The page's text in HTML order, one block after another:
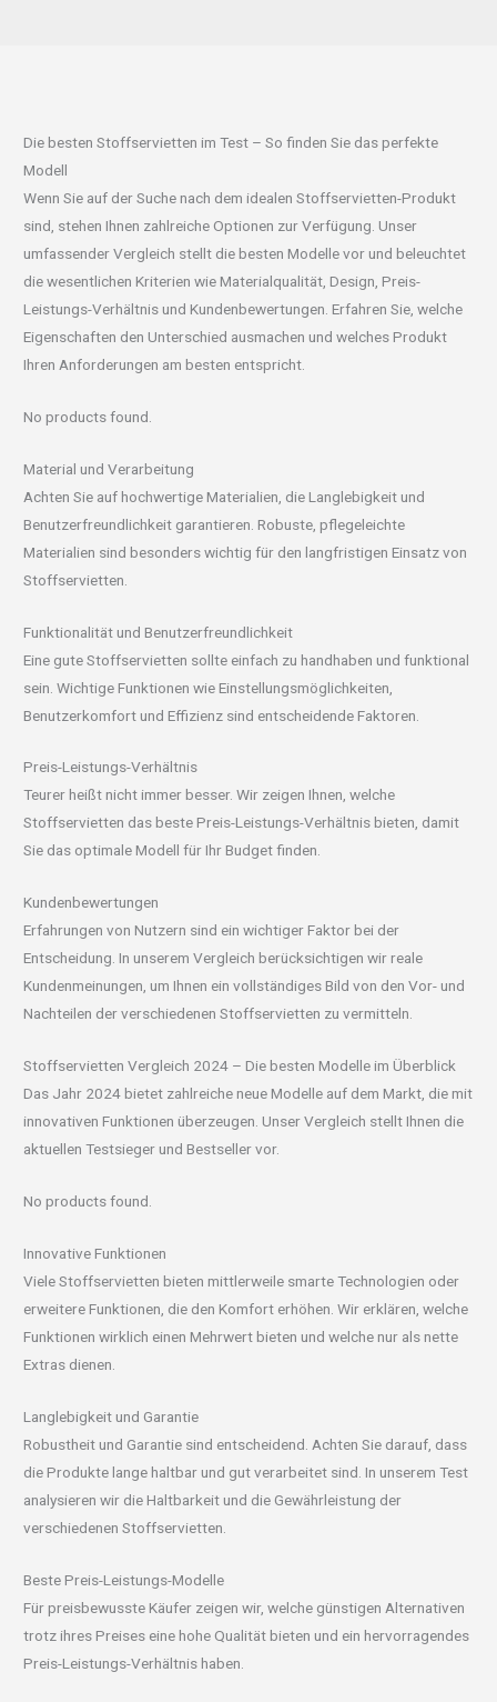
Die besten Stoffservietten im Test – So finden Sie das perfekte
Modell
Wenn Sie auf der Suche nach dem idealen Stoffservietten-Produkt
sind, stehen Ihnen zahlreiche Optionen zur Verfügung. Unser
umfassender Vergleich stellt die besten Modelle vor und beleuchtet
die wesentlichen Kriterien wie Materialqualität, Design, Preis-
Leistungs-Verhältnis und Kundenbewertungen. Erfahren Sie, welche
Eigenschaften den Unterschied ausmachen und welches Produkt
Ihren Anforderungen am besten entspricht.
No products found.
Material und Verarbeitung
Achten Sie auf hochwertige Materialien, die Langlebigkeit und
Benutzerfreundlichkeit garantieren. Robuste, pflegeleichte
Materialien sind besonders wichtig für den langfristigen Einsatz von
Stoffservietten.
Funktionalität und Benutzerfreundlichkeit
Eine gute Stoffservietten sollte einfach zu handhaben und funktional
sein. Wichtige Funktionen wie Einstellungsmöglichkeiten,
Benutzerkomfort und Effizienz sind entscheidende Faktoren.
Preis-Leistungs-Verhältnis
Teurer heißt nicht immer besser. Wir zeigen Ihnen, welche
Stoffservietten das beste Preis-Leistungs-Verhältnis bieten, damit
Sie das optimale Modell für Ihr Budget finden.
Kundenbewertungen
Erfahrungen von Nutzern sind ein wichtiger Faktor bei der
Entscheidung. In unserem Vergleich berücksichtigen wir reale
Kundenmeinungen, um Ihnen ein vollständiges Bild von den Vor- und
Nachteilen der verschiedenen Stoffservietten zu vermitteln.
Stoffservietten Vergleich 2024 – Die besten Modelle im Überblick
Das Jahr 2024 bietet zahlreiche neue Modelle auf dem Markt, die mit
innovativen Funktionen überzeugen. Unser Vergleich stellt Ihnen die
aktuellen Testsieger und Bestseller vor.
No products found.
Innovative Funktionen
Viele Stoffservietten bieten mittlerweile smarte Technologien oder
erweitere Funktionen, die den Komfort erhöhen. Wir erklären, welche
Funktionen wirklich einen Mehrwert bieten und welche nur als nette
Extras dienen.
Langlebigkeit und Garantie
Robustheit und Garantie sind entscheidend. Achten Sie darauf, dass
die Produkte lange haltbar und gut verarbeitet sind. In unserem Test
analysieren wir die Haltbarkeit und die Gewährleistung der
verschiedenen Stoffservietten.
Beste Preis-Leistungs-Modelle
Für preisbewusste Käufer zeigen wir, welche günstigen Alternativen
trotz ihres Preises eine hohe Qualität bieten und ein hervorragendes
Preis-Leistungs-Verhältnis haben.